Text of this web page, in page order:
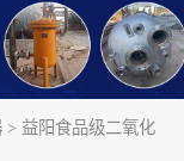
> 益阳食品级二氧化
器
器
除水过滤器